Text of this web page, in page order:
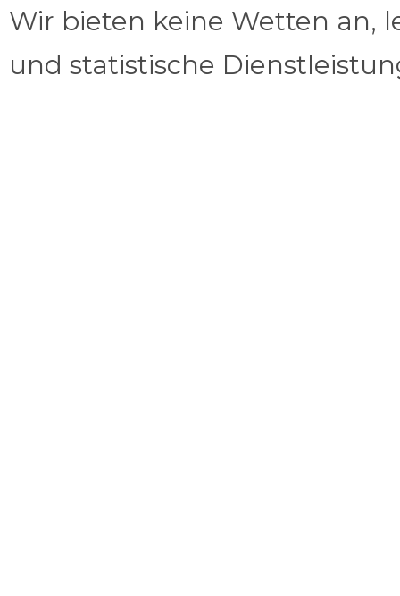
Wir bieten keine Wetten an,
und statistische